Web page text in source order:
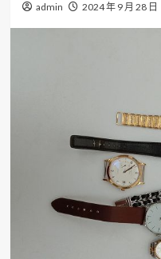
admin 2024 年 9 月 28 日